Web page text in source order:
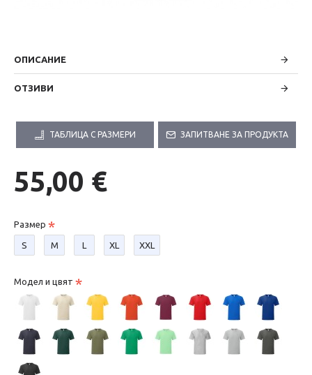
ОПИСАНИЕ
ОТЗИВИ
ТАБЛИЦА С РАЗМЕРИ ЗАПИТВАНЕ ЗА ПРОДУКТА
55,00 €
Размер
S М L XL XXL
Модел и цвят